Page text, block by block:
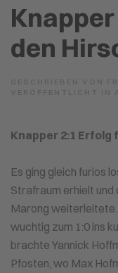
den
Knapper 2:1 Erfolg
Es ging gleich furios
Strafraum erhielt
Marong
wuchtig zum 1:0 ins
brachte Yannick
Pfosten, wo Max